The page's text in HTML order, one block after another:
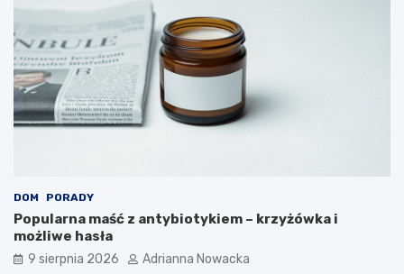
DOM PORADY
Popularna maść z antybiotykiem – krzyżówka i
możliwe hasła
9 sierpnia 2026 Adrianna Nowacka